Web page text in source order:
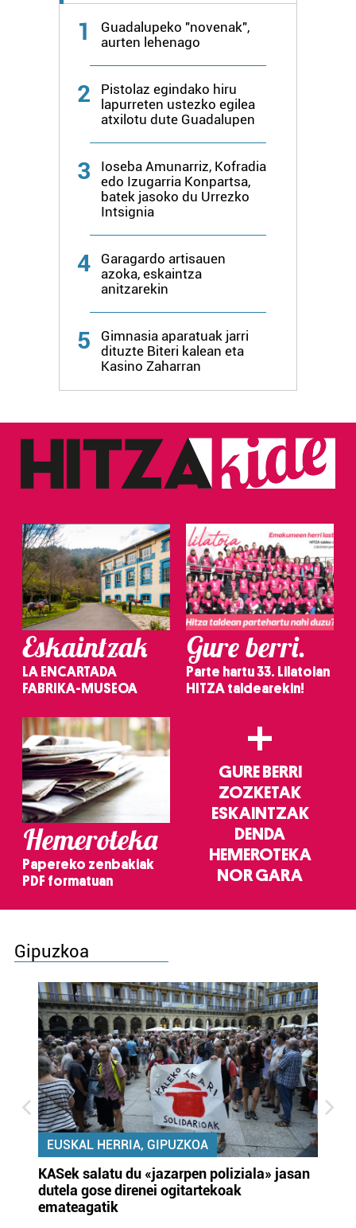
1
Guadalupeko "novenak",
aurten lehenago
2
Pistolaz egindako hiru
lapurreten ustezko egilea
atxilotu dute Guadalupen
3
Ioseba Amunarriz, Kofradia
edo Izugarria Konpartsa,
batek jasoko du Urrezko
Intsignia
4
Garagardo artisauen
azoka, eskaintza
anitzarekin
5
Gimnasia aparatuak jarri
dituzte Biteri kalean eta
Kasino Zaharran
Eskaintzak
LA ENCARTADA
FABRIKA-MUSEOA
Gure berri.
Parte hartu 33. Lilatoian
HITZA taldearekin!
Hemeroteka
Papereko zenbakiak
PDF formatuan
+
GURE BERRI
ZOZKETAK
ESKAINTZAK
DENDA
HEMEROTEKA
NOR GARA
Gipuzkoa
EUSKAL HERRIA, GIPUZKOA
KASek salatu du «jazarpen poliziala» jasan
dutela gose direnei ogitartekoak
emateagatik